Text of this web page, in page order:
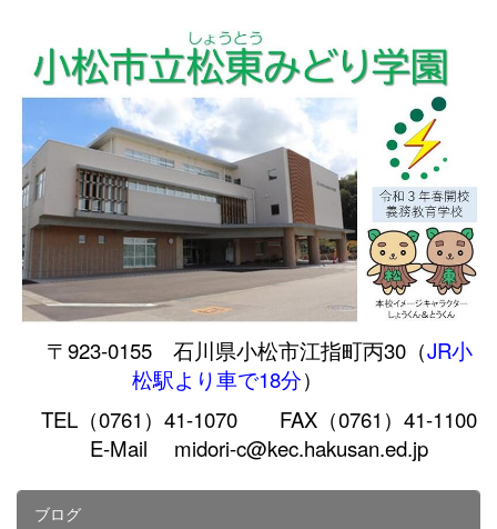
〒923-0155 石川県小松市江指町丙30（JR小
松駅より車で18分）
TEL（0761）41-1070 FAX（0761）41-1100
E-Mail midori-c@kec.hakusan.ed.jp
ブログ